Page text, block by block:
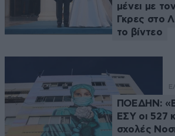
μένει με
Γκρες στο
το βίντεο
ΠΟΕΔΗΝ:
ΕΣΥ οι 527
σχολές